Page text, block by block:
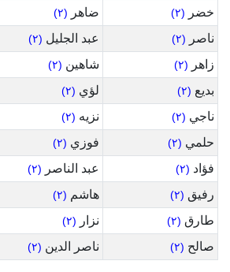
خضر (٢) ضاهر (٢)
ناصر (٢) عبد الجليل (٢)
زاهر (٢) شاهين (٢)
بديع (٢) لؤي (٢)
ناجي (٢) نزيه (٢)
حلمي (٢) فوزي (٢)
فؤاد (٢) عبد الناصر (٢)
رفيق (٢) هاشم (٢)
طارق (٢) نزار (٢)
صالح (٢) ناصر الدين (٢)